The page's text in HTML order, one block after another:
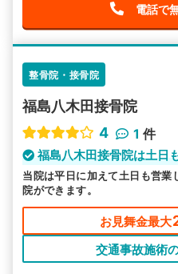
電話で
整骨院・接骨院
福島八木田接骨院
4
1 件
福島八木田接骨院は土日
当院は平日に加えて土日も営業
院ができます。
お見舞金最大
交通事故施術